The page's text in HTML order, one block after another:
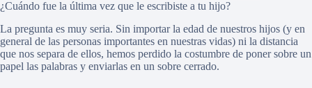
¿Cuándo fue la última vez que le escribiste a tu hijo?
La pregunta es muy seria. Sin importar la edad de nuestros hijos (y en
general de las personas importantes en nuestras vidas) ni la distancia
que nos separa de ellos, hemos perdido la costumbre de poner sobre un
papel las palabras y enviarlas en un sobre cerrado.